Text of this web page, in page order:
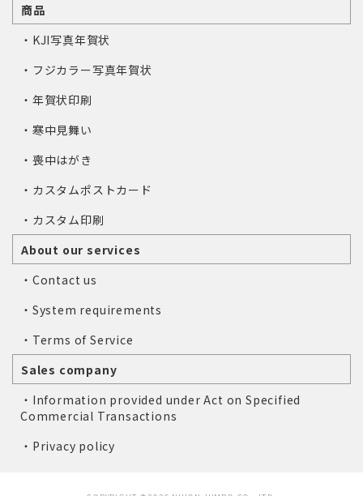
商品
・KJI写真年賀状
・フジカラー写真年賀状
・年賀状印刷
・寒中見舞い
・喪中はがき
・カスタムポストカード
・カスタム印刷
About our services
・Contact us
・System requirements
・Terms of Service
Sales company
・Information provided under Act on Specified
Commercial Transactions
・Privacy policy